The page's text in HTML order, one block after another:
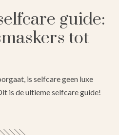
guide:
tot
is selfcare geen luxe
is de ultieme selfcare guide!